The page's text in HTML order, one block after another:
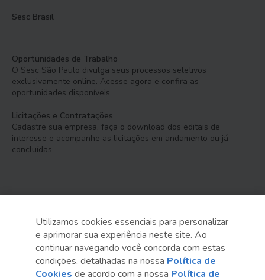
Sesc Brasil
Oportunidades de Trabalho
O Sesc São Paulo divulga seus processos seletivos
exclusivamente online. Acesse agora e confira as
oportunidades disponíveis.
Licitações e Contratações
Cadastre sua empresa, faça o download dos editais de
interesse e acompanhe as licitações em andamento ou já
concluídas.
Serviço Social do Comércio
Administração Regional no Estado de São Paulo
Utilizamos cookies essenciais para personalizar
e aprimorar sua experiência neste site. Ao
continuar navegando você concorda com estas
condições, detalhadas na nossa Política de
Cookies de acordo com a nossa Política de